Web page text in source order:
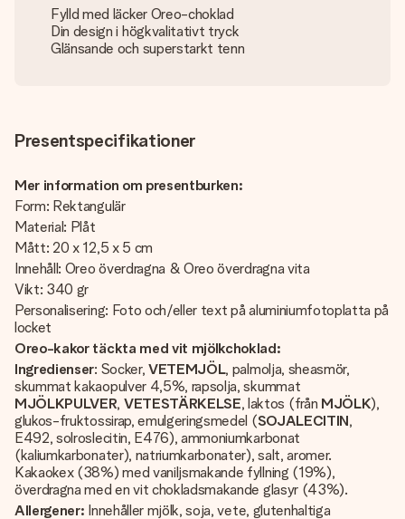
Fylld med läcker Oreo-choklad
Din design i högkvalitativt tryck
Glänsande och superstarkt tenn
Presentspecifikationer
Mer information om presentburken:
Form: Rektangulär
Material: Plåt
Mått: 20 x 12,5 x 5 cm
Innehåll: Oreo överdragna & Oreo överdragna vita
Vikt: 340 gr
Personalisering: Foto och/eller text på aluminiumfotoplatta på
locket
Oreo-kakor täckta med vit mjölkchoklad:
Ingredienser: Socker, VETEMJÖL, palmolja, sheasmör,
skummat kakaopulver 4,5%, rapsolja, skummat
MJÖLKPULVER, VETESTÄRKELSE, laktos (från MJÖLK),
glukos-fruktossirap, emulgeringsmedel (SOJALECITIN,
E492, solroslecitin, E476), ammoniumkarbonat
(kaliumkarbonater), natriumkarbonater), salt, aromer.
Kakaokex (38%) med vaniljsmakande fyllning (19%),
överdragna med en vit chokladsmakande glasyr (43%).
Allergener: Innehåller mjölk, soja, vete, glutenhaltiga